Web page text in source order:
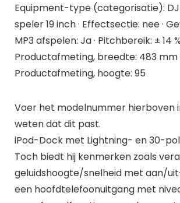
Equipment-type (categorisatie):
speler 19 inch · Effectsectie: nee ·
MP3 afspelen: Ja · Pitchbereik: ± 14 %
Productafmeting, breedte: 483 mm
Productafmeting, hoogte: 95
Voer het modelnummer hierboven
weten dat dit past.
iPod-Dock met Lightning- en 30-
Toch biedt hij kenmerken zoals
geluidshoogte/snelheid met aan/
een hoofdtelefoonuitgang met